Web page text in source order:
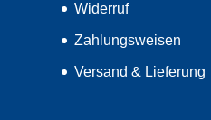
Widerruf
Zahlungsweisen
Versand & Lieferung